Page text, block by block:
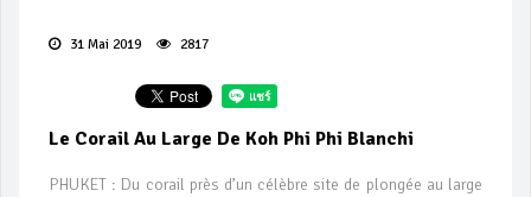
31 Mai 2019 2817
Le Corail Au Large De Koh Phi Phi Blanchi
PHUKET : Du corail près d’un célèbre site de plongée au large